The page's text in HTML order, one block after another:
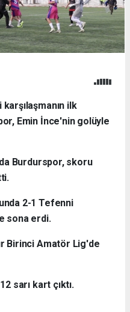
ilk
Emin İnce'nin golüyle
Burdurspor, skoru
2-1 Tefenni
sona erdi.
Birinci Amatör Lig'de
sarı kart çıktı.